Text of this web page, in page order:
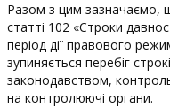
Разом з цим зазначаємо,
статті 102 «Строки
період дії правового
зупиняється перебіг
законодавством,
на контролюючі органи.